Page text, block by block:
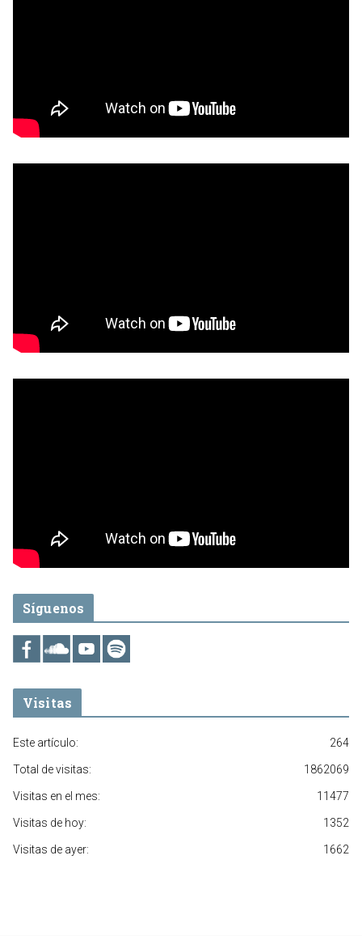
Síguenos
Visitas
264
Este artículo:
1862069
Total de visitas:
11477
Visitas en el mes:
1352
Visitas de hoy:
1662
Visitas de ayer: